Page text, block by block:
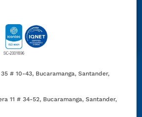
# 10-43, Bucaramanga, Santander,
11 # 34-52, Bucaramanga, Santander,